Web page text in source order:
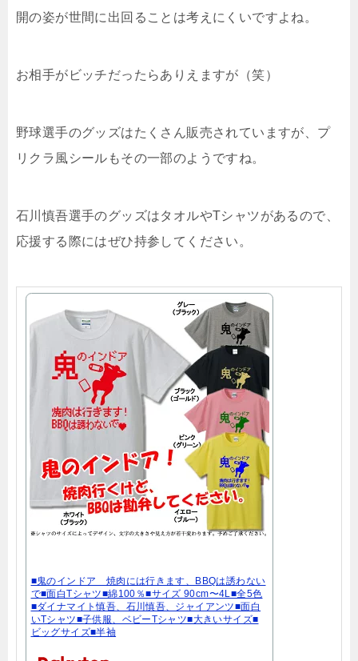
開の姿が世間に出回ることは考えにくいですよね。
お相手がビッチだったらありえますが（笑）
野球選手のグッズはたくさん販売されていますが、プ
リクラ風シールもその一部のようですね。
石川慎吾選手のグッズはタオルやTシャツがあるので、
応援する際にはぜひ持参してください。
■鬼のインドア 焼肉には行きます、BBQは誘わない
で■面白Tシャツ■綿100％■サイズ 90cm〜4L■全5色
■ダイナマイト慎吾、石川慎吾、ジャイアンツ■面白
いTシャツ■子供服、ベビーTシャツ■大きいサイズ■
ビッグサイズ■半袖